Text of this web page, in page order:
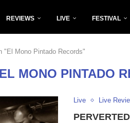
REVIEWS LIVE FESTIVAL
"El Mono Pintado Records"
EL MONO PINTADO
Live Live